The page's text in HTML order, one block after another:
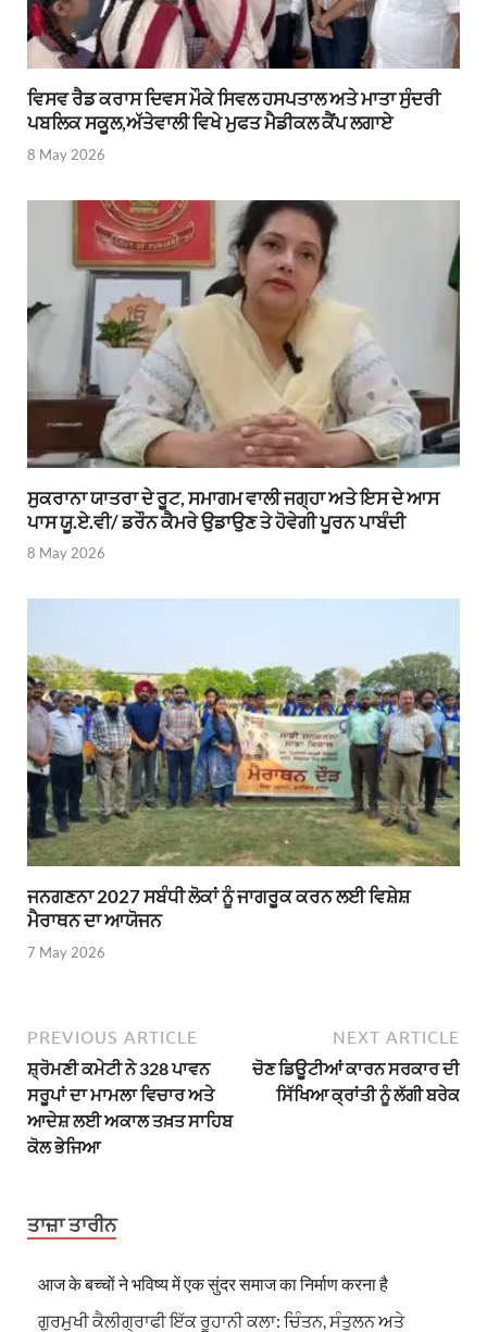
ਵਿਸਵ ਰੈਡ ਕਰਾਸ ਦਿਵਸ ਮੌਕੇ ਸਿਵਲ ਹਸਪਤਾਲ ਅਤੇ ਮਾਤਾ ਸੁੰਦਰੀ
ਪਬਲਿਕ ਸਕੂਲ,ਅੱਤੇਵਾਲੀ ਵਿਖੇ ਮੁਫਤ ਮੈਡੀਕਲ ਕੈਂਪ ਲਗਾਏ
8 May 2026
ਸੁਕਰਾਨਾ ਯਾਤਰਾ ਦੇ ਰੂਟ, ਸਮਾਗਮ ਵਾਲੀ ਜਗ੍ਹਾ ਅਤੇ ਇਸ ਦੇ ਆਸ
ਪਾਸ ਯੂ.ਏ.ਵੀ/ ਡਰੌਨ ਕੈਮਰੇ ਉਡਾਉਣ ਤੇ ਹੋਵੇਗੀ ਪੂਰਨ ਪਾਬੰਦੀ
8 May 2026
ਜਨਗਣਨਾ 2027 ਸਬੰਧੀ ਲੋਕਾਂ ਨੂੰ ਜਾਗਰੂਕ ਕਰਨ ਲਈ ਵਿਸ਼ੇਸ਼
ਮੈਰਾਥਨ ਦਾ ਆਯੋਜਨ
7 May 2026
PREVIOUS ARTICLE
ਸ਼੍ਰੋਮਣੀ ਕਮੇਟੀ ਨੇ 328 ਪਾਵਨ
ਸਰੂਪਾਂ ਦਾ ਮਾਮਲਾ ਵਿਚਾਰ ਅਤੇ
ਆਦੇਸ਼ ਲਈ ਅਕਾਲ ਤਖ਼ਤ ਸਾਹਿਬ
ਕੋਲ ਭੇਜਿਆ
NEXT ARTICLE
ਚੋਣ ਡਿਊਟੀਆਂ ਕਾਰਨ ਸਰਕਾਰ ਦੀ
ਸਿੱਖਿਆ ਕ੍ਰਾਂਤੀ ਨੂੰ ਲੱਗੀ ਬਰੇਕ
ਤਾਜ਼ਾ ਤਾਰੀਨ
आज के बच्चों ने भविष्य में एक सुंदर समाज का निर्माण करना है
ਗੁਰਮੁਖੀ ਕੈਲੀਗ੍ਰਾਫੀ ਇੱਕ ਰੂਹਾਨੀ ਕਲਾ: ਚਿੰਤਨ, ਸੰਤੁਲਨ ਅਤੇ